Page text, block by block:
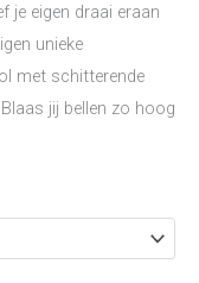
je eigen draai eraan
unieke
met schitterende
jij bellen zo hoog